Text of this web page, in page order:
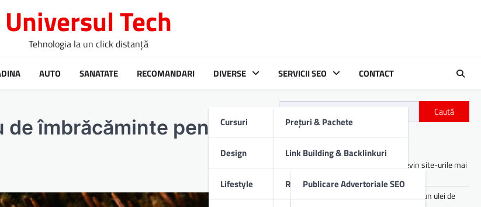
Universul Tech
Tehnologia la un click distanță
AUTO SANATATE RECOMANDARI DIVERSE
Cursuri
Design
Lifestyle
SERVICII SEO
Prețuri & Pachete
Link Building & Backlinkuri
Redactare Conținut SEO
Publicare Advertoriale SEO
CONTACT
îmbrăcăminte pentru o
Caută
Asistenții digitali cu AI: cum devin site-urile mai
Cum îți afectează motorul mașinii un ulei de